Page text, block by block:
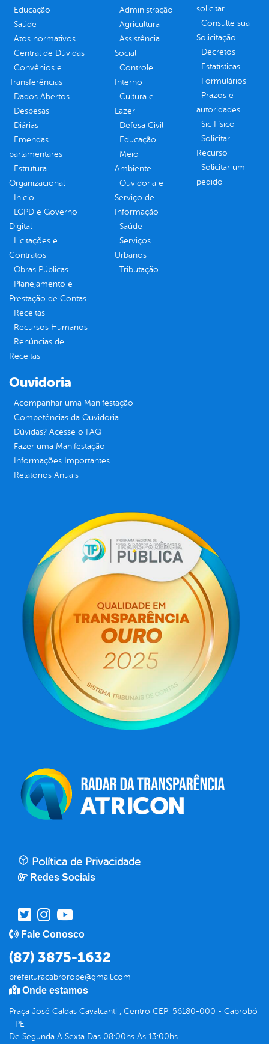
Educação
Saúde
Atos normativos
Central de Dúvidas
Convênios e
Transferências
Dados Abertos
Despesas
Diárias
Emendas
parlamentares
Estrutura
Organizacional
Inicio
LGPD e Governo
Digital
Licitações e
Contratos
Obras Públicas
Planejamento e
Prestação de Contas
Receitas
Recursos Humanos
Renúncias de
Receitas
Administração
Agricultura
Assistência
Social
Controle
Interno
Cultura e
Lazer
Defesa Civil
Educação
Meio
Ambiente
Ouvidoria e
Serviço de
Informação
Saúde
Serviços
Urbanos
Tributação
solicitar
Consulte sua
Solicitação
Decretos
Estatísticas
Formulários
Prazos e
autoridades
Sic Físico
Solicitar
Recurso
Solicitar um
pedido
Ouvidoria
Acompanhar uma Manifestação
Competências da Ouvidoria
Dúvidas? Acesse o FAQ
Fazer uma Manifestação
Informações Importantes
Relatórios Anuais
Política de Privacidade
Redes Sociais
Fale Conosco
(87) 3875-1632
prefeituracabrorope@gmail.com
Onde estamos
Praça José Caldas Cavalcanti , Centro CEP: 56180-000 - Cabrobó
- PE
De Segunda À Sexta Das 08:00hs Às 13:00hs